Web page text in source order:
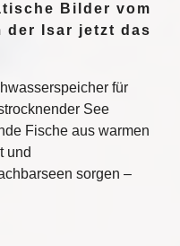
Bilder vom
der Isar jetzt das
für
See
Fische aus warmen
und
sorgen –